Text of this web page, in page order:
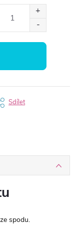
Sdílet
spodu.